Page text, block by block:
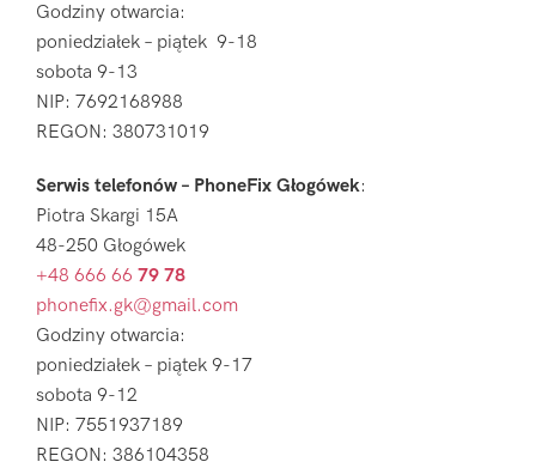
Godziny otwarcia:
poniedziałek – piątek 9-18
sobota 9-13
NIP: 7692168988
REGON: 380731019
Serwis telefonów – PhoneFix Głogówek:
Piotra Skargi 15A
48-250 Głogówek
+48 666 66 79 78
phonefix.gk@gmail.com
Godziny otwarcia:
poniedziałek – piątek 9-17
sobota 9-12
NIP: 7551937189
REGON: 386104358